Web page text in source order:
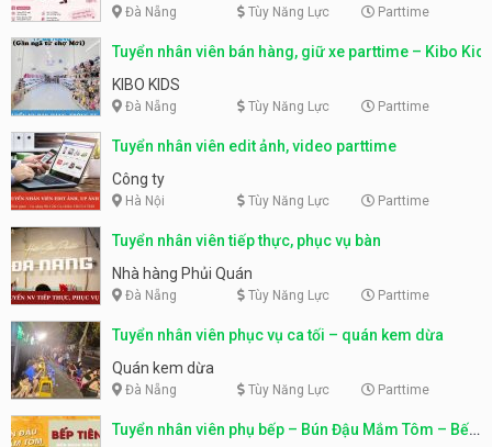
Đà Nẵng Tùy Năng Lực Parttime
Tuyển nhân viên bán hàng, giữ xe parttime – Kibo Kid
KIBO KIDS
Đà Nẵng Tùy Năng Lực Parttime
Tuyển nhân viên edit ảnh, video parttime
Công ty
Hà Nội Tùy Năng Lực Parttime
Tuyển nhân viên tiếp thực, phục vụ bàn
Nhà hàng Phủi Quán
Đà Nẵng Tùy Năng Lực Parttime
Tuyển nhân viên phục vụ ca tối – quán kem dừa
Quán kem dừa
Đà Nẵng Tùy Năng Lực Parttime
Tuyển nhân viên phụ bếp – Bún Đậu Mắm Tôm – Bếp